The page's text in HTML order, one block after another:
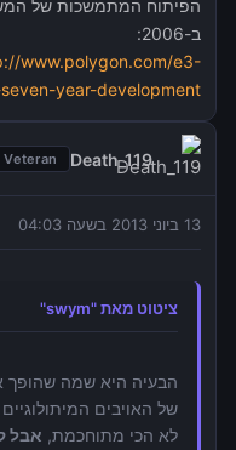
ב-2006:
www.polygon.com/e3-
year-development
Death_119
Veteran
13 ביוני 2013 בשעה 04:03
ציטוט מאת "swym"
של האויבים
לא הכי מתוחכמת, אבל